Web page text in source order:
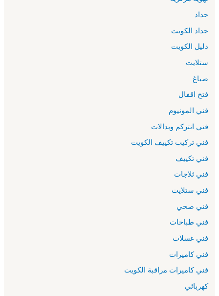
حداد
حداد الكويت
دليل الكويت
ستلايت
صباغ
فتح اقفال
فني المونيوم
فني انتركم وبدالات
فني تركيب تكييف الكويت
فني تكييف
فني ثلاجات
فني ستلايت
فني صحي
فني طباخات
فني غسلات
فني كاميرات
فني كاميرات مراقبة الكويت
كهربائي